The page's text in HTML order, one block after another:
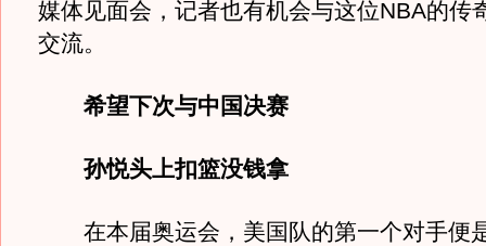
媒体见面会，记者也有机会与这位NBA的传
交流。
希望下次与中国决赛
孙悦头上扣篮没钱拿
在本届奥运会，美国队的第一个对手便